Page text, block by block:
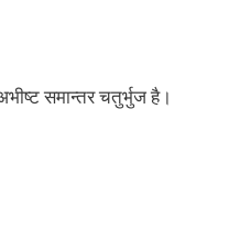
समान्तर चतुर्भुज है।